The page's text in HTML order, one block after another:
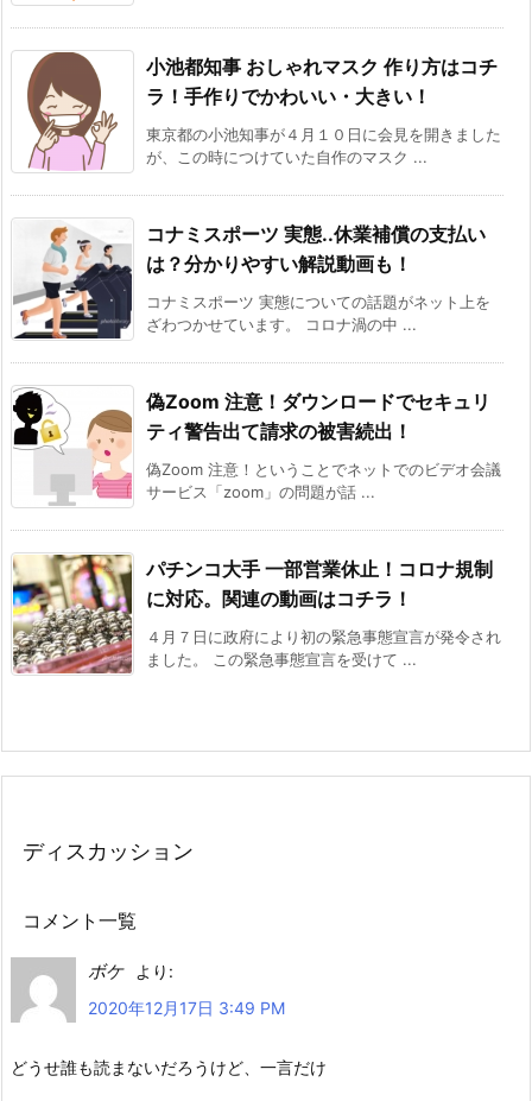
小池都知事 おしゃれマスク 作り方はコチ
ラ！手作りでかわいい・大きい！
東京都の小池知事が４月１０日に会見を開きました
が、この時につけていた自作のマスク ...
コナミスポーツ 実態..休業補償の支払い
は？分かりやすい解説動画も！
コナミスポーツ 実態についての話題がネット上を
ざわつかせています。 コロナ渦の中 ...
偽Zoom 注意！ダウンロードでセキュリ
ティ警告出て請求の被害続出！
偽Zoom 注意！ということでネットでのビデオ会議
サービス「zoom」の問題が話 ...
パチンコ大手 一部営業休止！コロナ規制
に対応。関連の動画はコチラ！
４月７日に政府により初の緊急事態宣言が発令され
ました。 この緊急事態宣言を受けて ...
ディスカッション
コメント一覧
ボケ
より:
2020年12月17日 3:49 PM
どうせ誰も読まないだろうけど、一言だけ